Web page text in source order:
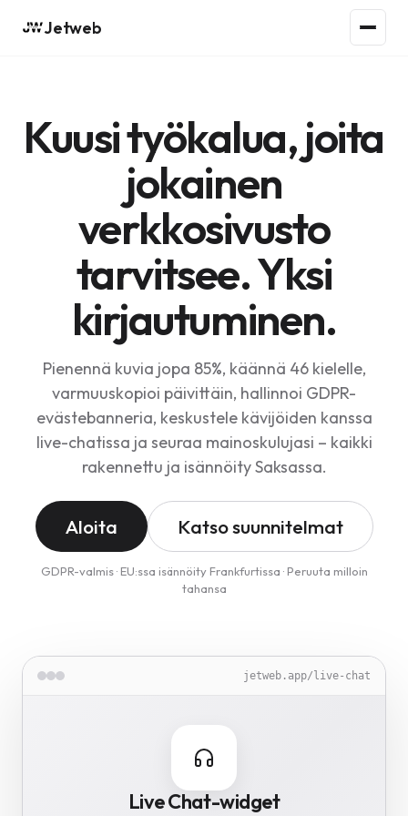
Jetweb
Kuusi työkalua, joita
jokainen
verkkosivusto
tarvitsee. Yksi
kirjautuminen.
Pienennä kuvia jopa 85%, käännä 46 kielelle,
varmuuskopioi päivittäin, hallinnoi GDPR-
evästebanneria, keskustele kävijöiden kanssa
live-chatissa ja seuraa mainoskulujasi – kaikki
rakennettu ja isännöity Saksassa.
Aloita Katso suunnitelmat
GDPR-valmis · EU:ssa isännöity Frankfurtissa · Peruuta milloin
tahansa
jetweb.app/image-optimizer
Image Optimizer
jetweb.app/translate
Translate
jetweb.app/cookie-guard
Cookie Guard
jetweb.app/live-chat
Live Chat-widget
jetweb.app/backup
Backup Vault